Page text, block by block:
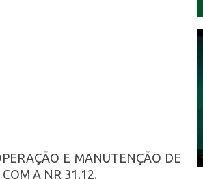
E MANUTENÇÃO DE
A NR 31.12.